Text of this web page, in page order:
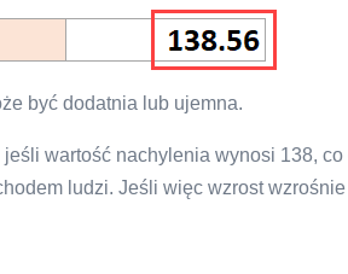
być dodatnia lub ujemna.
jeśli wartość nachylenia wynosi 138,
ludzi. Jeśli więc wzrost